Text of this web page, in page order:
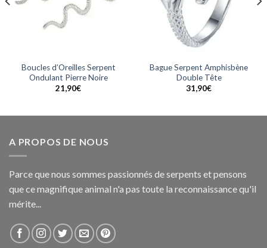
Boucles d’Oreilles Serpent
Ondulant Pierre Noire
21,90€
Bague Serpent Amphisbène
Double Tête
31,90€
A PROPOS DE NOUS
Parce que nous sommes passionnés de serpents et pensons
que ce magnifique animal n'a pas toute la reconnaissance qu'il
mérite...